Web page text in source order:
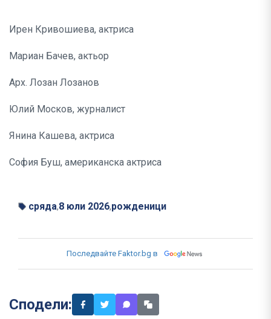
Ирен Кривошиева, актриса
Мариан Бачев, актьор
Арх. Лозан Лозанов
Юлий Москов, журналист
Янина Кашева, актриса
София Буш, американска актриса
сряда,8 юли 2026,рожденици
Последвайте Faktor.bg в
Сподели: